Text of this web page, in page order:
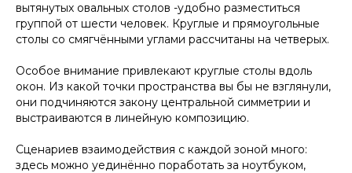
вытянутых овальных столов -удобно разместиться
группой от шести человек. Круглые и прямоугольные
столы со смягчёнными углами рассчитаны на четверых.
Особое внимание привлекают круглые столы вдоль
окон. Из какой точки пространства вы бы не взглянули,
они подчиняются закону центральной симметрии и
выстраиваются в линейную композицию.
Сценариев взаимодействия с каждой зоной много:
здесь можно уединённо поработать за ноутбуком,